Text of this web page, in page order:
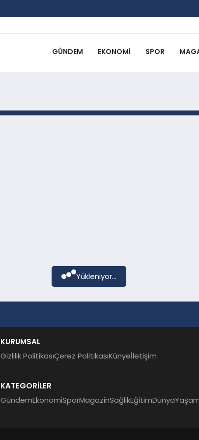
GÜNDEM EKONOMI SPOR
Yükleniyor...
KURUMSAL
Gizlilik PolitikasıÇerez PolitikasıKünyeİletişim
KATEGORİLER
GündemEkonomiSporMagazinSağlıkEğitimDünya